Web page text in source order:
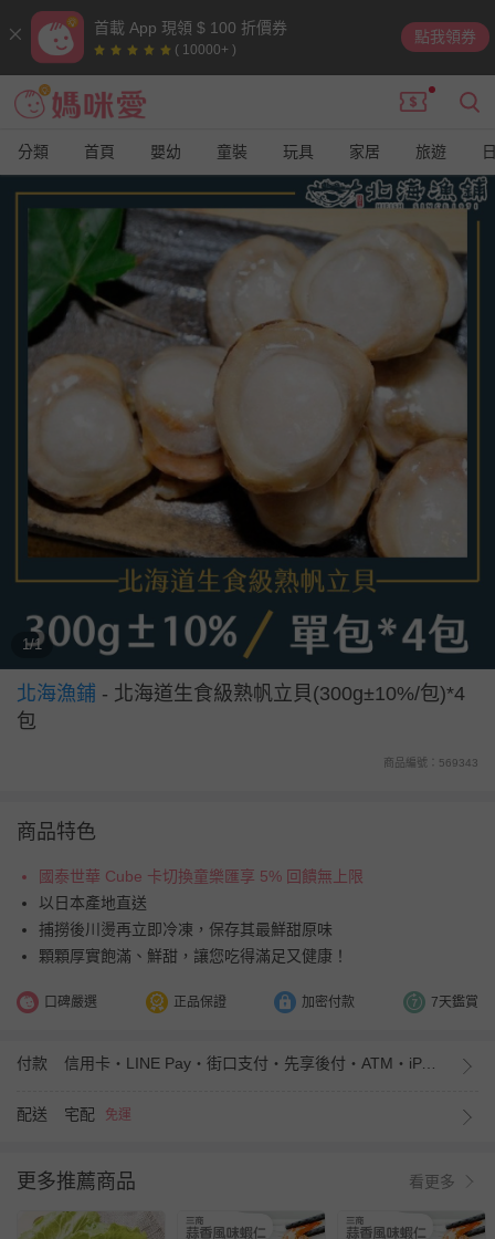
首載 App 現領 $ 100 折價券
( 10000+ )
點我領券
分類 首頁 嬰幼 童裝 玩具 家居 旅遊
1/1
北海漁鋪 - 北海道生食級熟帆立貝(300g±10%/包)*4
包
商品編號：569343
商品特色
國泰世華 Cube 卡切換童樂匯享 5% 回饋無上限
以日本產地直送
捕撈後川燙再立即冷凍，保存其最鮮甜原味
顆顆厚實飽滿、鮮甜，讓您吃得滿足又健康！
口碑嚴選 正品保證 加密付款 7天鑑賞
付款 信用卡・LINE Pay・街口支付・先享後付・ATM・iPASS MONEY
配送 宅配 免運
更多推薦商品 看更多